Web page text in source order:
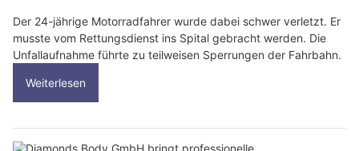
Der 24-jährige Motorradfahrer wurde dabei schwer verletzt. Er
musste vom Rettungsdienst ins Spital gebracht werden. Die
Unfallaufnahme führte zu teilweisen Sperrungen der Fahrbahn.
Weiterlesen